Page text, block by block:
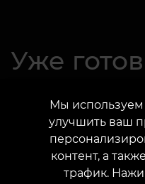
проекты:
Магазин
мастеров и
Магазин